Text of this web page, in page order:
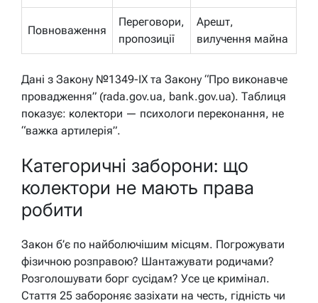
Повноваження
Переговори,
пропозиції
Арешт,
вилучення майна
Дані з Закону №1349-IX та Закону “Про виконавче
провадження” (rada.gov.ua, bank.gov.ua). Таблиця
показує: колектори — психологи переконання, не
“важка артилерія”.
Категоричні заборони: що
колектори не мають права
робити
Закон б’є по найболючішим місцям. Погрожувати
фізичною розправою? Шантажувати родичами?
Розголошувати борг сусідам? Усе це кримінал.
Стаття 25 забороняє зазіхати на честь, гідність чи